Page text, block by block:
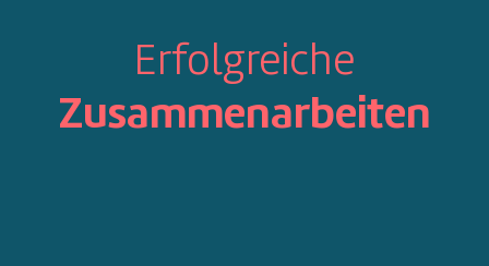
Erfolgreiche
Zusammenarbeiten